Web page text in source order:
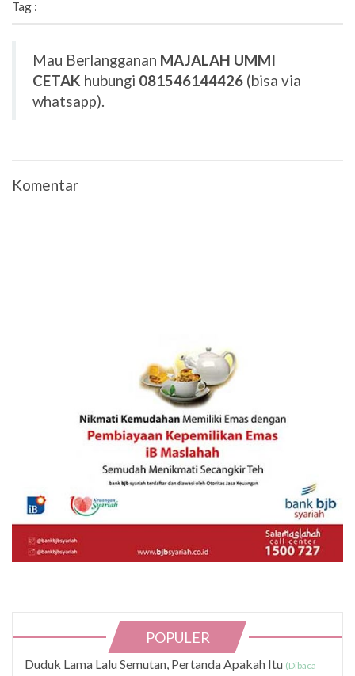
Tag :
Mau Berlangganan MAJALAH UMMI
CETAK hubungi 081546144426 (bisa via
whatsapp).
Komentar
POPULER
Duduk Lama Lalu Semutan, Pertanda Apakah Itu (Dibaca